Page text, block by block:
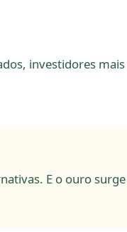
investidores
E o ouro